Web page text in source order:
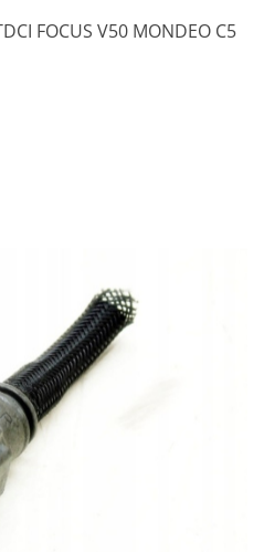
FOCUS V50 MONDEO C5